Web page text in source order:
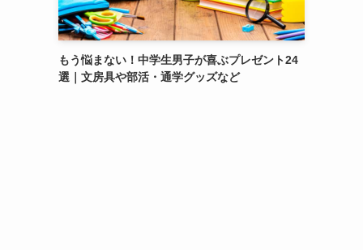
もう悩まない！中学生男子が喜ぶプレゼント24
選｜文房具や部活・通学グッズなど